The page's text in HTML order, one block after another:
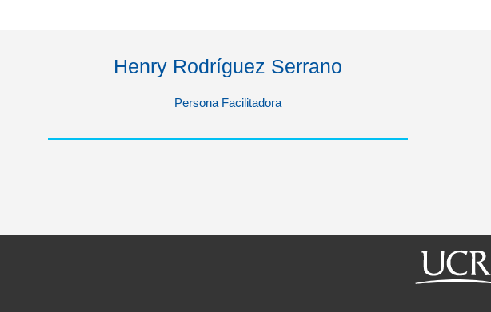
Henry Rodríguez Serrano
Persona Facilitadora